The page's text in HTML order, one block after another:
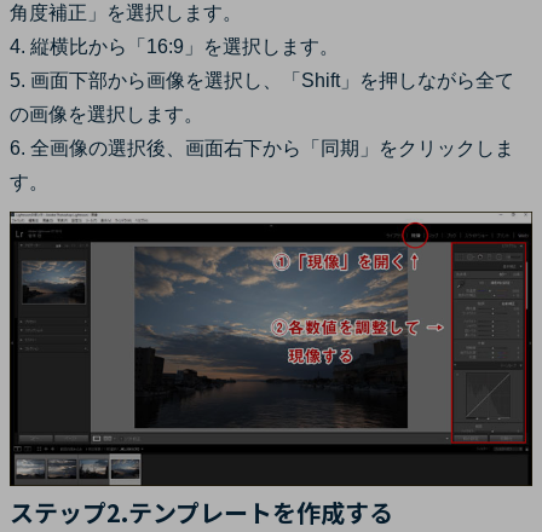
角度補正」を選択します。
4. 縦横比から「16:9」を選択します。
5. 画面下部から画像を選択し、「Shift」を押しながら全て
の画像を選択します。
6. 全画像の選択後、画面右下から「同期」をクリックしま
す。
ステップ2.テンプレートを作成する